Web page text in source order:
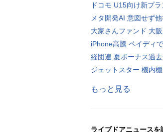
ドコモ U15向け新プ
メタ開発AI 意図せず
大家さんファンド 大
iPhone高騰 ペイディ
経団連 夏ボーナス過
ジェットスター 機内
もっと見る
ライブドアニュースを